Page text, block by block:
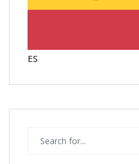
ES